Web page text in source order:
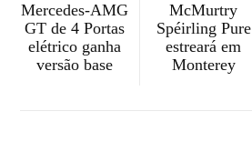
Mercedes-AMG
GT de 4 Portas
elétrico ganha
versão base
McMurtry
Spéirling Pure
estreará em
Monterey